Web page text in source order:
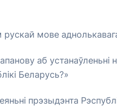
мове
аб устанаўленьні
Беларусь?»
прэзыдэнта